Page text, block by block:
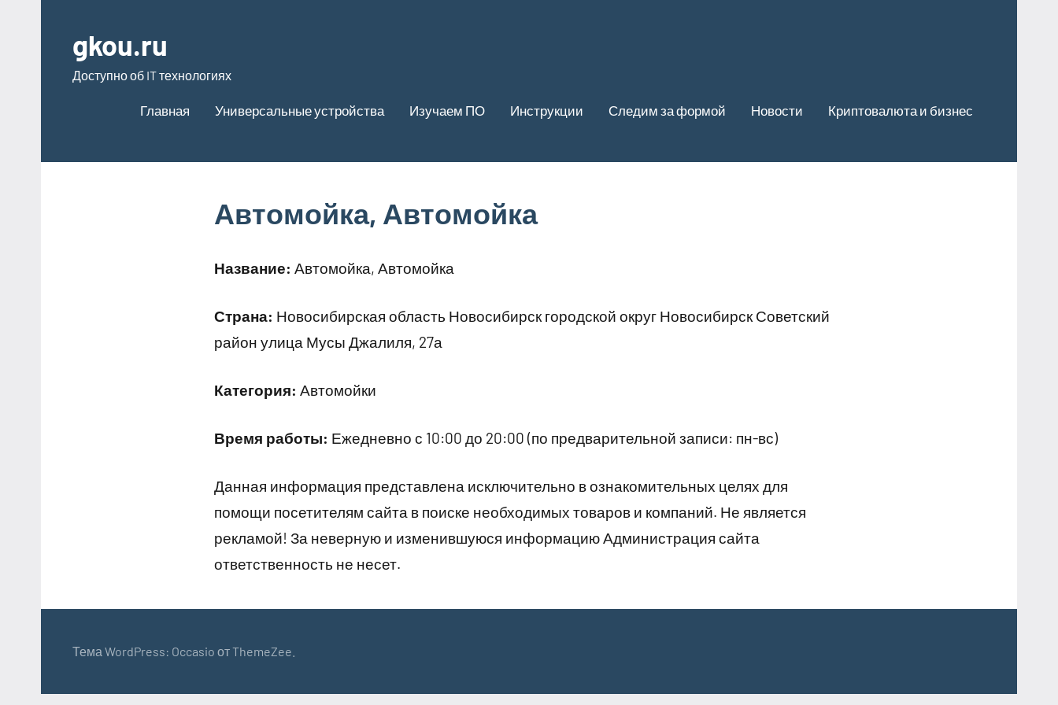
содержимому
gkou.ru
Доступно об IT технологиях
Главная Универсальные устройства Изучаем ПО Инструкции Следим за формой Новости Криптовалюта и бизнес
Автомойка, Автомойка
Название: Автомойка, Автомойка
Страна: Новосибирская область Новосибирск городской округ Новосибирск Советский
район улица Мусы Джалиля, 27а
Категория: Автомойки
Время работы: Ежедневно с 10:00 до 20:00 (по предварительной записи: пн-вс)
Данная информация представлена исключительно в ознакомительных целях для
помощи посетителям сайта в поиске необходимых товаров и компаний. Не является
рекламой! За неверную и изменившуюся информацию Администрация сайта
ответственность не несет.
Тема WordPress: Occasio от ThemeZee.